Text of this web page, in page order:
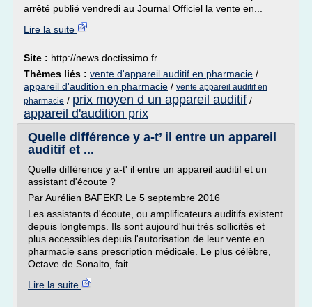
arrêté publié vendredi au Journal Officiel la vente en...
Lire la suite
Site : http://news.doctissimo.fr
Thèmes liés : vente d'appareil auditif en pharmacie /
appareil d'audition en pharmacie / vente appareil auditif en
pharmacie / prix moyen d un appareil auditif /
appareil d'audition prix
Quelle différence y a-t’ il entre un appareil
auditif et ...
Quelle différence y a-t' il entre un appareil auditif et un
assistant d'écoute ?
Par Aurélien BAFEKR Le 5 septembre 2016
Les assistants d'écoute, ou amplificateurs auditifs existent
depuis longtemps. Ils sont aujourd'hui très sollicités et
plus accessibles depuis l'autorisation de leur vente en
pharmacie sans prescription médicale. Le plus célèbre,
Octave de Sonalto, fait...
Lire la suite